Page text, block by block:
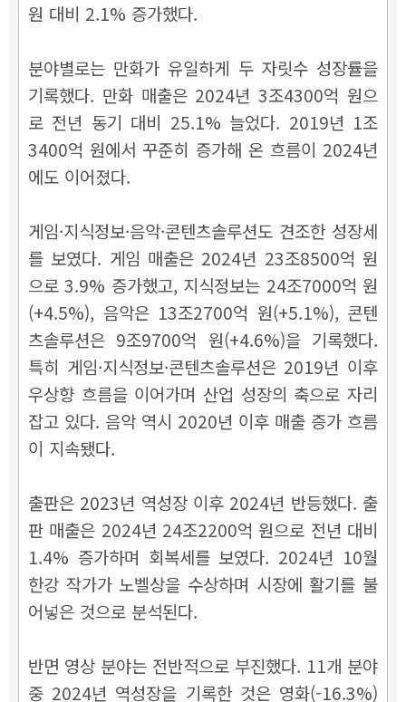
원 대비 2.1% 증가했다.
분야별로는 만화가 유일하게 두 자릿수 성장률을
기록했다. 만화 매출은 2024년 3조4300억 원으
로 전년 동기 대비 25.1% 늘었다. 2019년 1조
3400억 원에서 꾸준히 증가해 온 흐름이 2024년
에도 이어졌다.
게임·지식정보·음악·콘텐츠솔루션도 견조한 성장세
를 보였다. 게임 매출은 2024년 23조8500억 원
으로 3.9% 증가했고, 지식정보는 24조7000억 원
(+4.5%), 음악은 13조2700억 원(+5.1%), 콘텐
츠솔루션은 9조9700억 원(+4.6%)을 기록했다.
특히 게임·지식정보·콘텐츠솔루션은 2019년 이후
우상향 흐름을 이어가며 산업 성장의 축으로 자리
잡고 있다. 음악 역시 2020년 이후 매출 증가 흐름
이 지속됐다.
출판은 2023년 역성장 이후 2024년 반등했다. 출
판 매출은 2024년 24조2200억 원으로 전년 대비
1.4% 증가하며 회복세를 보였다. 2024년 10월
한강 작가가 노벨상을 수상하며 시장에 활기를 불
어넣은 것으로 분석된다.
반면 영상 분야는 전반적으로 부진했다. 11개 분야
중 2024년 역성장을 기록한 것은 영화(-16.3%)